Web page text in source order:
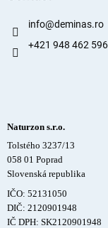
info@deminas.ro
+421 948 462 596
Naturzon s.r.o.
Tolstého 3237/13
058 01 Poprad
Slovenská republika
IČO: 52131050
DIČ: 2120901948
IČ DPH: SK2120901948